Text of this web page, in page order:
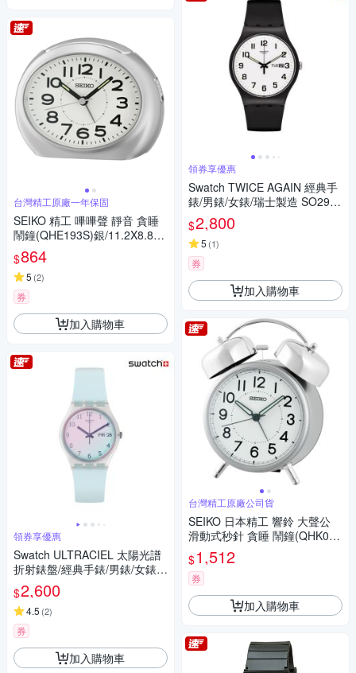
台灣精工原廠一年保固
SEIKO 精工 嗶嗶聲 靜音 貪睡
鬧鐘(QHE193S)銀/11.2X8.8c
m
$864
5 (2)
券
加入購物車
領券享優惠
Swatch ULTRACIEL 太陽光譜
折射錶盤/經典手錶/男錶/女錶/
瑞士製造 GE713 (34mm)
$2,600
4.5 (2)
券
加入購物車
領券享優惠
Swatch TWICE AGAIN 經典手
錶/男錶/女錶/瑞士製造 SO29B
703 (41mm)
$2,800
5 (1)
券
加入購物車
台灣精工原廠公司貨
SEIKO 日本精工 響鈴 大聲公
滑動式秒針 貪睡 鬧鐘(QHK063
S)銀15.2X12.2cm
$1,512
券
加入購物車